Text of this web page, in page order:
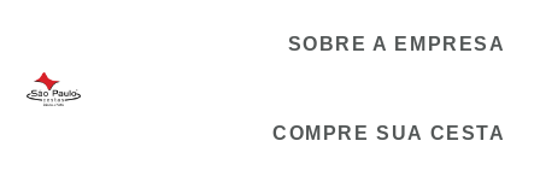
SOBRE A EMPRESA
COMPRE SUA CESTA